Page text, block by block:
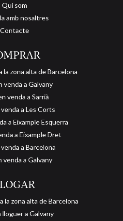
Qui som
amb nosaltres
Contacte
la zona alta de Barcelona
venda a Galvany
venda a Sarrià
a Les Corts
a Eixample Esquerra
a Eixample Dret
a Barcelona
venda a Galvany
la zona alta de Barcelona
lloguer a Galvany